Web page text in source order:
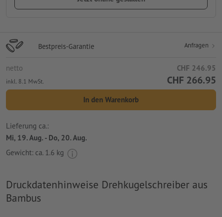
Bestpreis-Garantie Anfragen
netto CHF 246.95
inkl. 8.1 MwSt. CHF 266.95
In den Warenkorb
Lieferung ca.:
Mi, 19. Aug. - Do, 20. Aug.
Gewicht: ca. 1.6 kg
Druckdatenhinweise Drehkugelschreiber aus
Bambus